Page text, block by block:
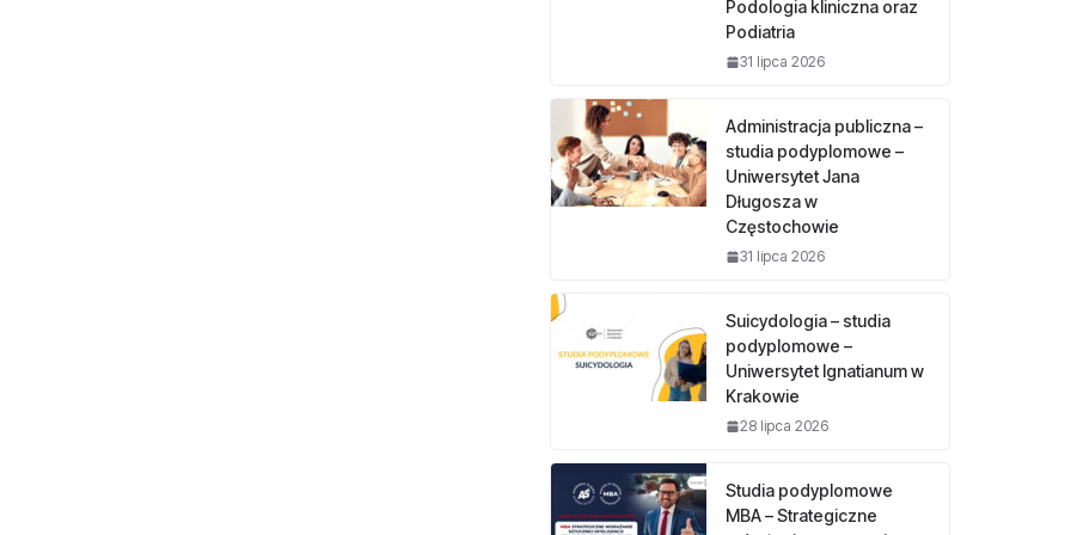
Podologia kliniczna oraz
Podiatria
31 lipca 2026
Administracja publiczna –
studia podyplomowe –
Uniwersytet Jana
Długosza w
Częstochowie
31 lipca 2026
Suicydologia – studia
podyplomowe –
Uniwersytet Ignatianum w
Krakowie
28 lipca 2026
Studia podyplomowe
MBA – Strategiczne